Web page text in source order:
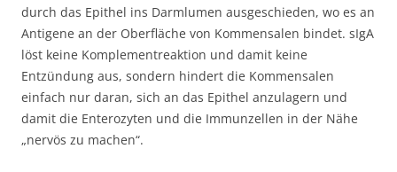
durch das Epithel ins Darmlumen ausgeschieden, wo es an
Antigene an der Oberfläche von Kommensalen bindet. sIgA
löst keine Komplementreaktion und damit keine
Entzündung aus, sondern hindert die Kommensalen
einfach nur daran, sich an das Epithel anzulagern und
damit die Enterozyten und die Immunzellen in der Nähe
„nervös zu machen“.